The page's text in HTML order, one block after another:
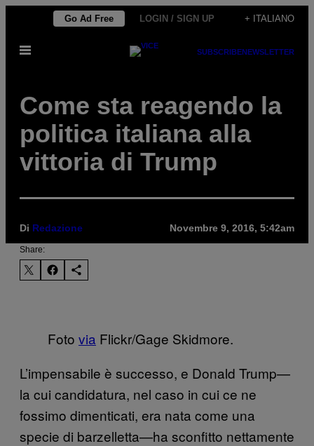
contenuto
Go Ad Free LOGIN / SIGN UP + ITALIANO
Apri
SUBSCRIBENEWSLETTER
Come sta reagendo la
politica italiana alla
vittoria di Trump
Di Redazione Novembre 9, 2016, 5:42am
Share:
Foto via Flickr/Gage Skidmore.
L’impensabile è successo, e Donald Trump—
la cui candidatura, nel caso in cui ce ne
fossimo dimenticati, era nata come una
specie di barzelletta—ha sconfitto nettamente